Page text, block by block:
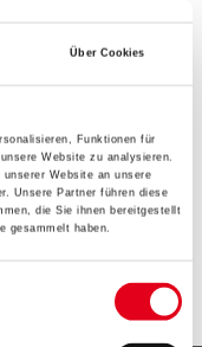
Über Cookies
Funktionen für
Website zu analysieren.
Website an unsere
Unsere Partner führen diese
die Sie ihnen bereitgestellt
gesammelt haben.
der Lösung und
möglich beheben.
Online-Shop